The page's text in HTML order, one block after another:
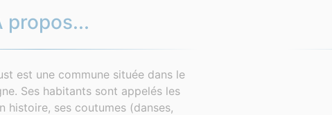
propos...
est une commune située dans le
Ses habitants sont appelés les
histoire, ses coutumes (danses,